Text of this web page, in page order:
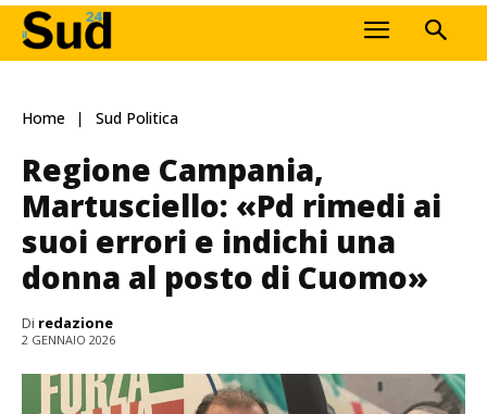
Home Sud Politica
Regione Campania,
Martusciello: «Pd rimedi ai
suoi errori e indichi una
donna al posto di Cuomo»
Di redazione
2 GENNAIO 2026